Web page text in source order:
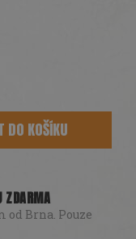
DO KOŠÍKU
ZDARMA
Brna. Pouze